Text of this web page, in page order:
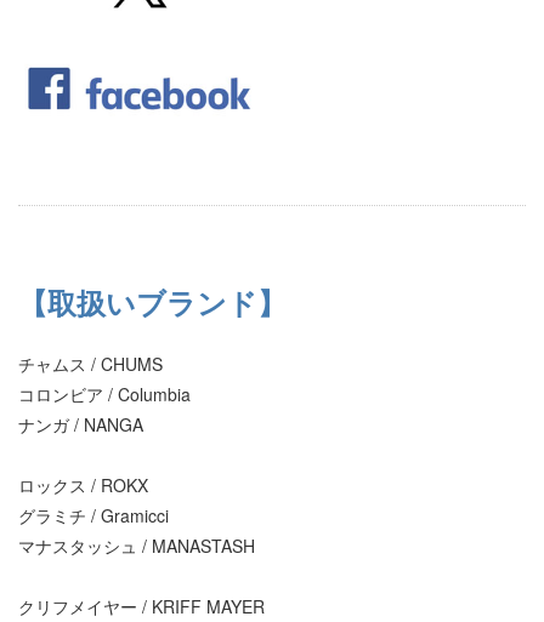
【取扱いブランド】
チャムス / CHUMS
コロンビア / Columbia
ナンガ / NANGA
ロックス / ROKX
グラミチ / Gramicci
マナスタッシュ / MANASTASH
クリフメイヤー / KRIFF MAYER